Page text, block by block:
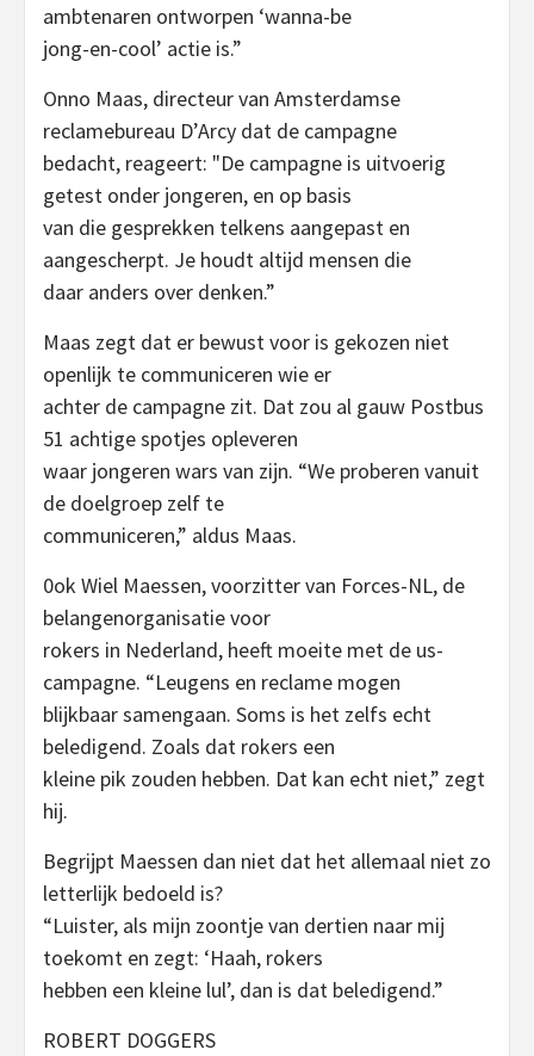
ambtenaren ontworpen ‘wanna-be
jong-en-cool’ actie is.”
Onno Maas, directeur van Amsterdamse
reclamebureau D’Arcy dat de campagne
bedacht, reageert: "De campagne is uitvoerig
getest onder jongeren, en op basis
van die gesprekken telkens aangepast en
aangescherpt. Je houdt altijd mensen die
daar anders over denken.”
Maas zegt dat er bewust voor is gekozen niet
openlijk te communiceren wie er
achter de campagne zit. Dat zou al gauw Postbus
51 achtige spotjes opleveren
waar jongeren wars van zijn. “We proberen vanuit
de doelgroep zelf te
communiceren,” aldus Maas.
0ok Wiel Maessen, voorzitter van Forces-NL, de
belangenorganisatie voor
rokers in Nederland, heeft moeite met de us-
campagne. “Leugens en reclame mogen
blijkbaar samengaan. Soms is het zelfs echt
beledigend. Zoals dat rokers een
kleine pik zouden hebben. Dat kan echt niet,” zegt
hij.
Begrijpt Maessen dan niet dat het allemaal niet zo
letterlijk bedoeld is?
“Luister, als mijn zoontje van dertien naar mij
toekomt en zegt: ‘Haah, rokers
hebben een kleine lul’, dan is dat beledigend.”
ROBERT DOGGERS